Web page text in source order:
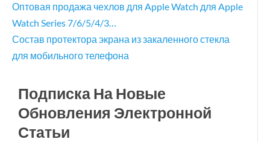
Оптовая продажа чехлов для Apple Watch для Apple
Watch Series 7/6/5/4/3…
Состав протектора экрана из закаленного стекла
для мобильного телефона
Подписка На Новые
Обновления Электронной
Статьи